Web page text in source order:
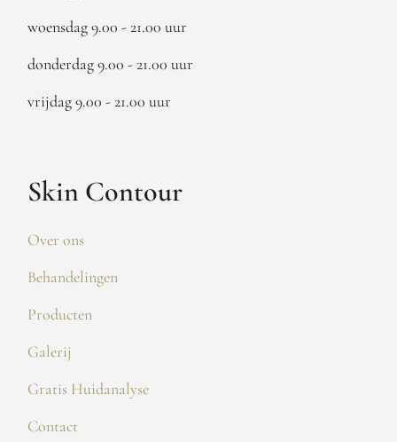
woensdag 9.00 - 21.00 uur
donderdag 9.00 - 21.00 uur
vrijdag 9.00 - 21.00 uur
Skin Contour
Over ons
Behandelingen
Producten
Galerij
Gratis Huidanalyse
Contact